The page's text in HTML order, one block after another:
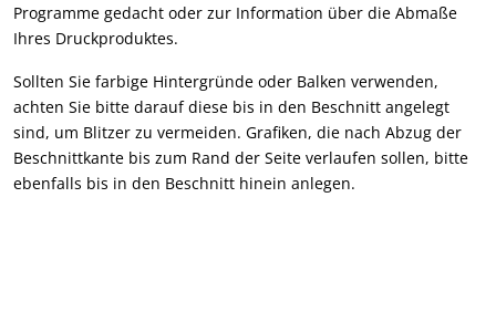
Programme gedacht oder zur Information über die Abmaße
Ihres Druckproduktes.
Sollten Sie farbige Hintergründe oder Balken verwenden,
achten Sie bitte darauf diese bis in den Beschnitt angelegt
sind, um Blitzer zu vermeiden. Grafiken, die nach Abzug der
Beschnittkante bis zum Rand der Seite verlaufen sollen, bitte
ebenfalls bis in den Beschnitt hinein anlegen.